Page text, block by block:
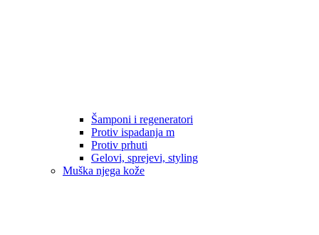
Šamponi i regeneratori
Protiv ispadanja m
Protiv prhuti
Gelovi, sprejevi, styling
Muška njega kože